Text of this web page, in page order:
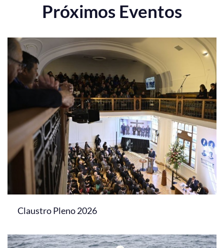
Próximos Eventos
Claustro Pleno 2026